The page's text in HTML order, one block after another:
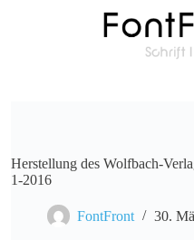
Herstellung des Wolfbach-
1-2016
FontFront 30.